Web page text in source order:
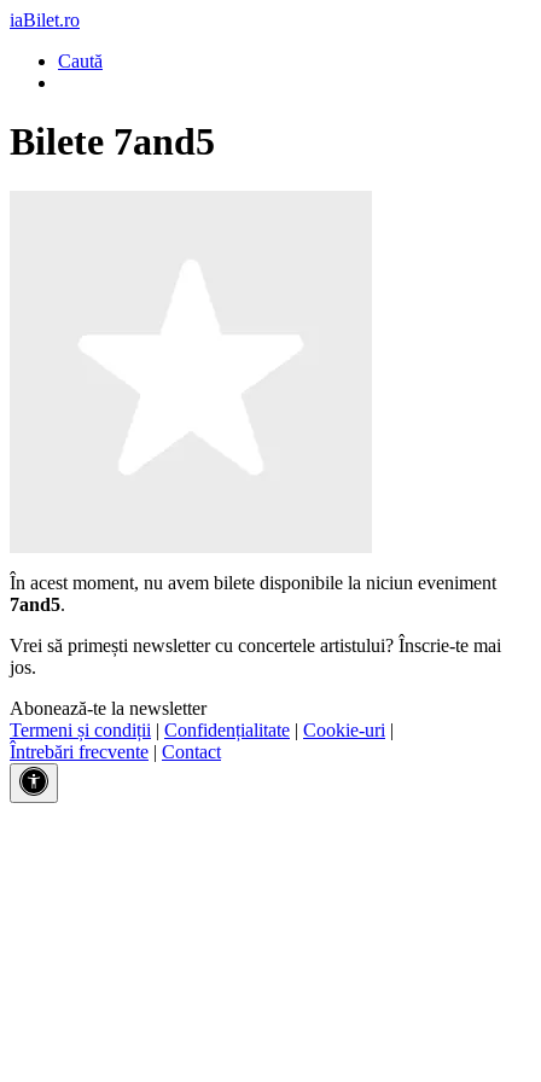
iaBilet.ro
Caută
Bilete 7and5
În acest moment, nu avem bilete disponibile la niciun eveniment
7and5.
Vrei să primești newsletter cu concertele artistului? Înscrie-te mai
jos.
Abonează-te la newsletter
Termeni și condiții | Confidențialitate | Cookie-uri |
Întrebări frecvente | Contact